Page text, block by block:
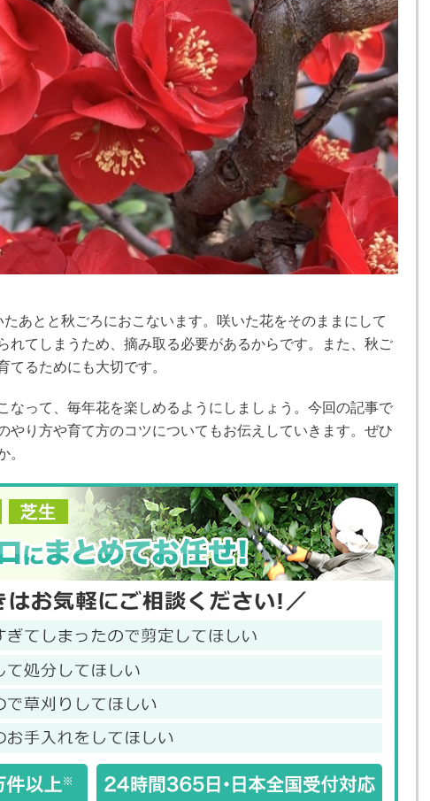
あとと秋ごろにおこないます。咲いた花をそのままにして
れてしまうため、摘み取る必要があるからです。また、秋ご
てるためにも大切です。
なって、毎年花を楽しめるようにしましょう。今回の記事で
やり方や育て方のコツについてもお伝えしていきます。ぜひ
。